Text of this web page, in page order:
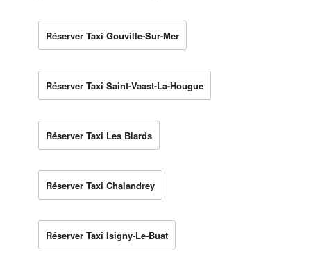
Réserver Taxi Gouville-Sur-Mer
Réserver Taxi Saint-Vaast-La-Hougue
Réserver Taxi Les Biards
Réserver Taxi Chalandrey
Réserver Taxi Isigny-Le-Buat